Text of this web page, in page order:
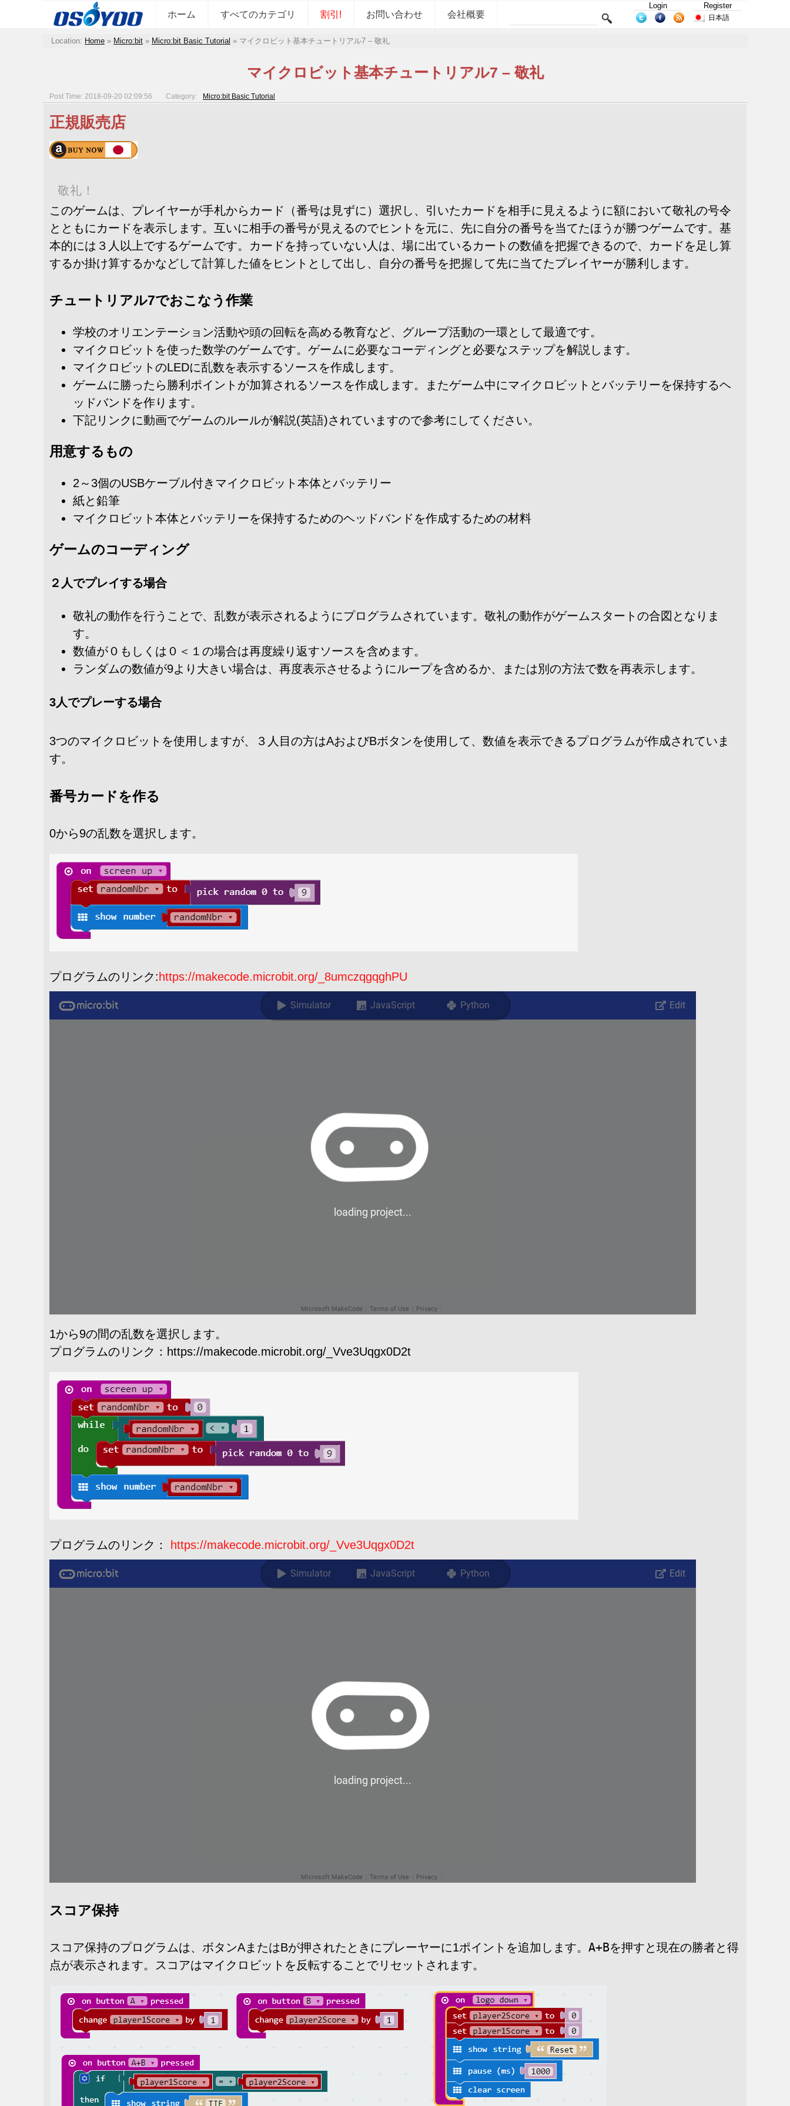
ホーム すべてのカテゴリ 割引! お問い合わせ 会社概要
Login Register
日本語
Location: Home » Micro:bit » Micro:bit Basic Tutorial » マイクロビット基本チュートリアル7 – 敬礼
マイクロビット基本チュートリアル7 – 敬礼
Post Time: 2018-09-20 02:09:56 Category: Micro:bit Basic Tutorial
正規販売店
敬礼！
このゲームは、プレイヤーが手札からカード（番号は見ずに）選択し、引いたカードを相手に見えるように額において敬礼の号令
とともにカードを表示します。互いに相手の番号が見えるのでヒントを元に、先に自分の番号を当てたほうが勝つゲームです。基
本的には３人以上でするゲームです。カードを持っていない人は、場に出ているカートの数値を把握できるので、カードを足し算
するか掛け算するかなどして計算した値をヒントとして出し、自分の番号を把握して先に当てたプレイヤーが勝利します。
チュートリアル7でおこなう作業
学校のオリエンテーション活動や頭の回転を高める教育など、グループ活動の一環として最適です。
マイクロビットを使った数学のゲームです。ゲームに必要なコーディングと必要なステップを解説します。
マイクロビットのLEDに乱数を表示するソースを作成します。
ゲームに勝ったら勝利ポイントが加算されるソースを作成します。またゲーム中にマイクロビットとバッテリーを保持するヘ
ッドバンドを作ります。
下記リンクに動画でゲームのルールが解説(英語)されていますので参考にしてください。
用意するもの
2～3個のUSBケーブル付きマイクロビット本体とバッテリー
紙と鉛筆
マイクロビット本体とバッテリーを保持するためのヘッドバンドを作成するための材料
ゲームのコーディング
２人でプレイする場合
敬礼の動作を行うことで、乱数が表示されるようにプログラムされています。敬礼の動作がゲームスタートの合図となりま
す。
数値が０もしくは０＜１の場合は再度繰り返すソースを含めます。
ランダムの数値が9より大きい場合は、再度表示させるようにループを含めるか、または別の方法で数を再表示します。
3人でプレーする場合
3つのマイクロビットを使用しますが、３人目の方はAおよびBボタンを使用して、数値を表示できるプログラムが作成されていま
す。
番号カードを作る
0から9の乱数を選択します。
プログラムのリンク: https://makecode.microbit.org/_8umczqgqghPU
1から9の間の乱数を選択します。
プログラムのリンク：https://makecode.microbit.org/_Vve3Uqgx0D2t
プログラムのリンク： https://makecode.microbit.org/_Vve3Uqgx0D2t
スコア保持
スコア保持のプログラムは、ボタンAまたはBが押されたときにプレーヤーに1ポイントを追加します。 A+Bを押すと現在の勝者と得
点が表示されます。スコアはマイクロビットを反転することでリセットされます。